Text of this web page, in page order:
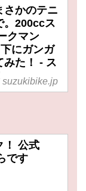
さかのテニ
。200ccス
クマン
にガンガ
みた！ - ス
suzukibike.jp
！ 公式
です